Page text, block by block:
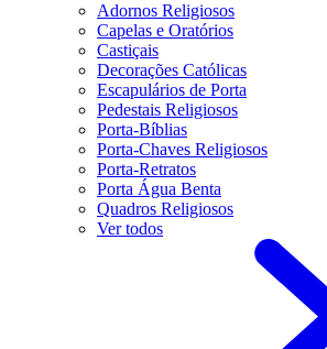
Adornos Religiosos
Capelas e Oratórios
Castiçais
Decorações Católicas
Escapulários de Porta
Pedestais Religiosos
Porta-Bíblias
Porta-Chaves Religiosos
Porta-Retratos
Porta Água Benta
Quadros Religiosos
Ver todos